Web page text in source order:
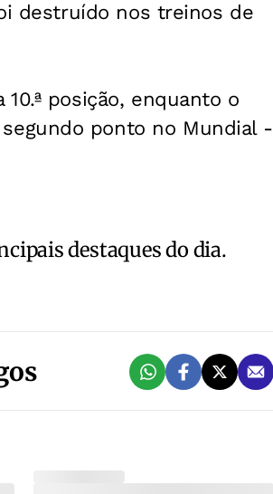
destruído nos treinos de
posição, enquanto o
ponto no Mundial -
destaques do dia.